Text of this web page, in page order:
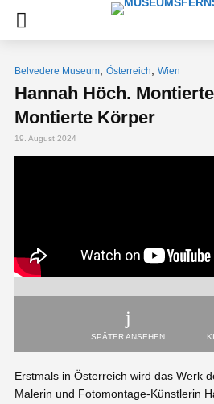
Belvedere Museum Österreich Wien
Hannah Höch.
Montierte Körper
19. August 2024
SPÄTER ANSEHEN
Erstmals in Österreich wird das Werk
Malerin und Fotomontage-Künstlerin